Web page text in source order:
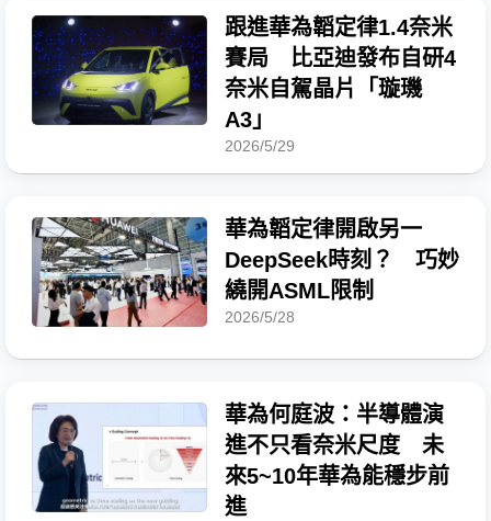
跟進華為韜定律1.4奈米
賽局 比亞迪發布自研4
奈米自駕晶片「璇璣
A3」
2026/5/29
華為韜定律開啟另一
DeepSeek時刻？ 巧妙
繞開ASML限制
2026/5/28
華為何庭波：半導體演
進不只看奈米尺度 未
來5~10年華為能穩步前
進